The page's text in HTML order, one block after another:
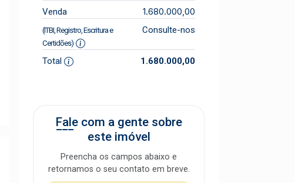
Venda 1.680.000,00
(ITBI, Registro, Escritura e
Certidões)
Consulte-nos
Total 1.680.000,00
Fale com a gente sobre
este imóvel
Preencha os campos abaixo e
retornamos o seu contato em breve.